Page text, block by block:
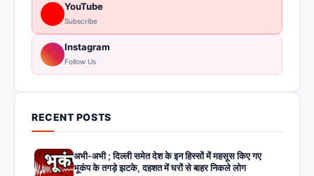
YouTube
Subscribe
Instagram
Follow Us
RECENT POSTS
अभी-अभी ; दिल्ली समेत देश के इन हिस्सों में महसूस किए गए
भूकंप के तगड़े झटके, दहशत में घरों से बाहर निकले लोग